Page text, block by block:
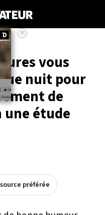
vous
nuit pour
de
une étude
préférée
×